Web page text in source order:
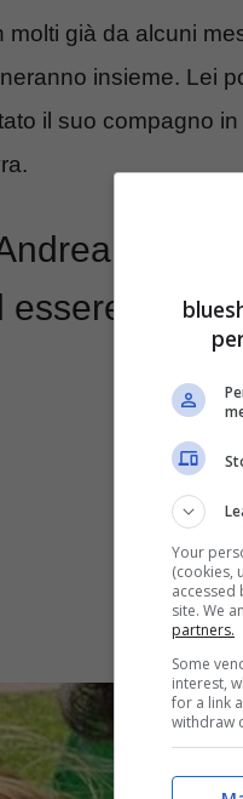
già da alcuni
insieme. Lei
il suo compagno
essere una
Your
(cookies,
accessed
site. We
partners.
Some
interest,
for a link
withdraw